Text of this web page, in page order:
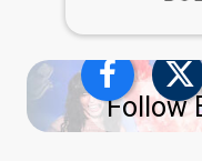
Follow